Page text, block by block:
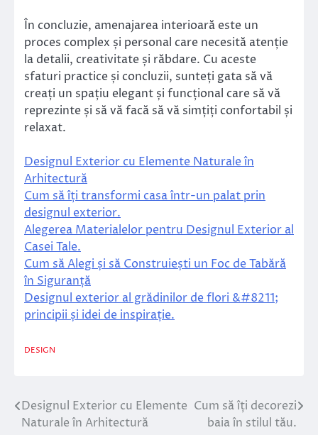
În concluzie, amenajarea interioară este un
proces complex și personal care necesită atenție
la detalii, creativitate și răbdare. Cu aceste
sfaturi practice și concluzii, sunteți gata să vă
creați un spațiu elegant și funcțional care să vă
reprezinte și să vă facă să vă simțiți confortabil și
relaxat.
Designul Exterior cu Elemente Naturale în
Arhitectură
Cum să îți transformi casa într-un palat prin
designul exterior.
Alegerea Materialelor pentru Designul Exterior al
Casei Tale.
Cum să Alegi și să Construiești un Foc de Tabără
în Siguranță
Designul exterior al grădinilor de flori &#8211;
principii și idei de inspirație.
DESIGN
Navigare
Designul Exterior cu Elemente
Naturale în Arhitectură
Cum să îți decorezi
baia în stilul tău.